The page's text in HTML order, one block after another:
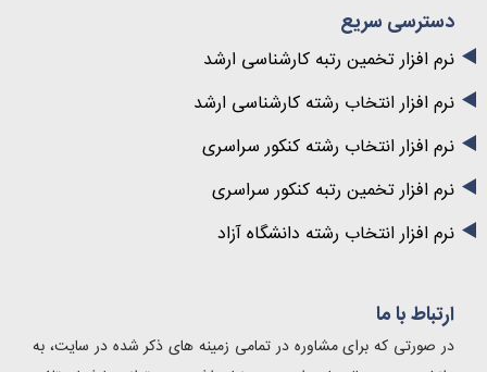
دسترسی سریع
نرم افزار تخمین رتبه کارشناسی ارشد
نرم افزار انتخاب رشته کارشناسی ارشد
نرم افزار انتخاب رشته کنکور سراسری
نرم افزار تخمین رتبه کنکور سراسری
نرم افزار انتخاب رشته دانشگاه آزاد
ارتباط با ما
در صورتی که برای مشاوره در تمامی زمینه های ذکر شده در سایت، به